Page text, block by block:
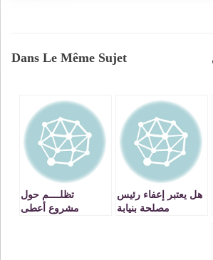
Dans Le Même Sujet
هل يعتبر إعفاء رئيس
مصلحة بنيابة
تظلــــم حول
مشروع أعطى